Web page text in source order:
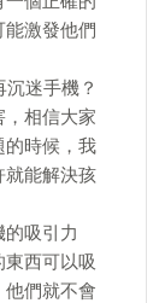
激發他們
迷手機？
相信大家
的時候，我
就能解決孩
吸引力
西可以吸
們就不會